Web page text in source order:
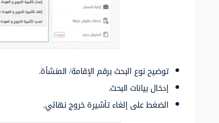
توضيح نوع البحث برقم الإقامة/ المنشأة.
إدخال بيانات البحث.
الضغط على إلغاء تأشيرة خروج نهائي.